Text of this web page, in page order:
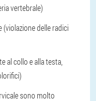
vertebrale)
delle radici
al collo e alla testa,
sono molto